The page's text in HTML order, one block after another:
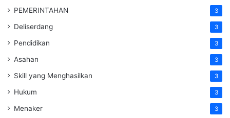
PEMERINTAHAN 3
Deliserdang 3
Pendidikan 3
Asahan 3
Skill yang Menghasilkan 3
Hukum 3
Menaker 3